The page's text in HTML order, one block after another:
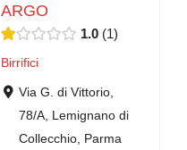
ARGO
1.0 1
Birrifici
Via G. di Vittorio,
78/A, Lemignano di
Collecchio, Parma